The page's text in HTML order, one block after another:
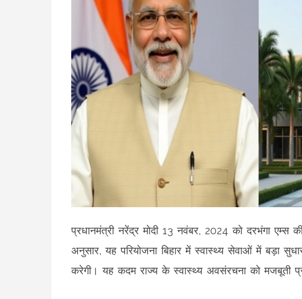
प्रधानमंत्री नरेंद्र मोदी 13 नवंबर, 2024 को दरभंगा
अनुसार, यह परियोजना बिहार में स्वास्थ्य सेवाओं में बड़ा
करेगी। यह कदम राज्य के स्वास्थ्य अवसंरचना को मजबूती